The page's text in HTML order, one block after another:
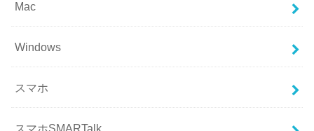
Mac
Windows
スマホ
スマホSMARTalk